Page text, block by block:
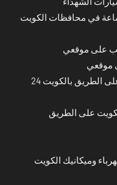
على موقعي
موقعي
بنشر تصليح سيارات متنقل متطور على الطريق بالكويت 24
على الطريق
وميكانيك الكويت